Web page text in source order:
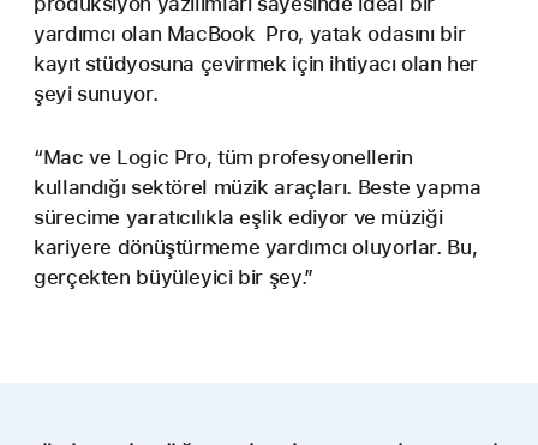
yardımcı olan MacBook Pro, yatak odasını bir
kayıt stüdyosuna çevirmek için ihtiyacı olan her
şeyi sunuyor.
“Mac ve Logic Pro, tüm profesyonellerin
kullandığı sektörel müzik araçları. Beste yapma
sürecime yaratıcılıkla eşlik ediyor ve müziği
kariyere dönüştürmeme yardımcı oluyorlar. Bu,
gerçekten büyüleyici bir şey.”